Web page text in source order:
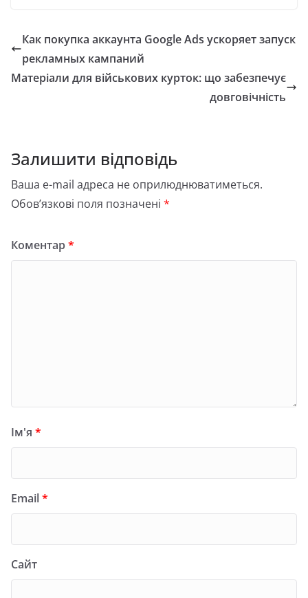
Как покупка аккаунта Google Ads ускоряет запуск
рекламных кампаний
Матеріали для військових курток: що забезпечує
довговічність
Залишити відповідь
Ваша e-mail адреса не оприлюднюватиметься.
Обов’язкові поля позначені *
Коментар*
Ім'я *
Email*
Сайт